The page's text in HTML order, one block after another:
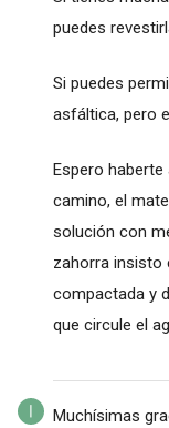
puedes
Si puedes
asfáltica, pero
Espero
camino, el
solución con
zahorra insisto
compactada y
que circule el
Muchísimas